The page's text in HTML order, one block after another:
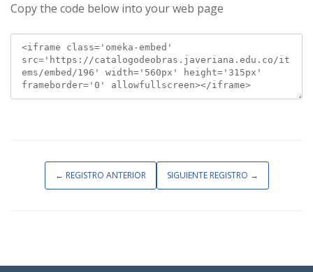
Copy the code below into your web page
← REGISTRO ANTERIOR SIGUIENTE REGISTRO →